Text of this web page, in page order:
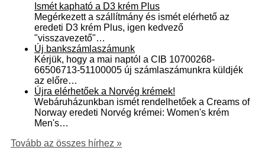
Ismét kapható a D3 krém Plus
Megérkezett a szállítmány és ismét elérhető az
eredeti D3 krém Plus, igen kedvező
"visszavezető"…
Új bankszámlaszámunk
Kérjük, hogy a mai naptól a CIB 10700268-
66506713-51100005 új számlaszámunkra küldjék
az előre…
Újra elérhetőek a Norvég krémek!
Webáruházunkban ismét rendelhetőek a Creams of
Norway eredeti Norvég krémei: Women's krém
Men's…
Tovább az összes hírhez »